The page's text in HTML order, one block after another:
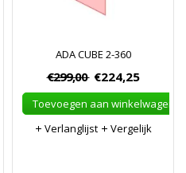
ADA CUBE 2-360
€299,00 €224,25
Toevoegen aan winkelwagen
Verlanglijst
Vergelijk